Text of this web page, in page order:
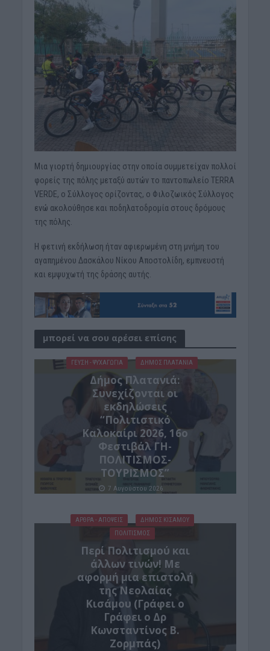
Μια γιορτή δημιουργίας στην οποία συμμετείχαν πολλοί
φορείς της πόλης μεταξύ αυτών το παντοπωλείο TERRA
VERDE, ο Σύλλογος ορίζοντας, ο Φιλοζωικός Σύλλογος
ενώ ακολούθησε και ποδηλατοδρομία στους δρόμους
της πόλης.
Η φετινή εκδήλωση ήταν αφιερωμένη στη μνήμη του
αγαπημένου Δασκάλου Νίκου Αποστολίδη, εμπνευστή
και εμψυχωτή της δράσης αυτής.
μπορεί να σου αρέσει επίσης
ΓΕΎΣΗ - ΨΥΧΑΓΩΓΊΑ ΔΉΜΟΣ ΠΛΑΤΑΝΙΆ
Δήμος Πλατανιά:
Συνεχίζονται οι
εκδηλώσεις
“Πολιτιστικό
Καλοκαίρι 2026, 16ο
Φεστιβάλ ΓΗ-
ΠΟΛΙΤΙΣΜΟΣ-
ΤΟΥΡΙΣΜΟΣ”
7 Αυγούστου 2026
ΑΡΘΡΑ - ΑΠΟΨΕΙΣ
ΔΉΜΟΣ ΚΙΣΆΜΟΥ
ΠΟΛΙΤΙΣΜΟΣ
Περί Πολιτισμού και
άλλων τινών! Mε
αφορμή μια επιστολή
της Νεολαίας
Κισάμου (Γράφει ο
Γράφει ο Δρ
Κωνσταντίνος Β.
Ζορμπάς)